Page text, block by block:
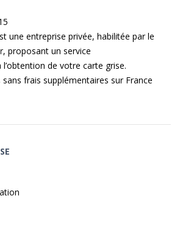
une entreprise privée, habilitée par le
proposant un service
l’obtention de votre carte grise.
frais supplémentaires sur France